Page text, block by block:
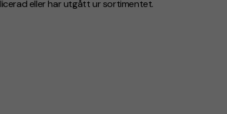
eller har utgått ur sortimentet.